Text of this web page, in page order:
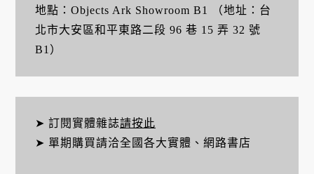
地點：Objects Ark Showroom B1 （地址：台
北市大安區和平東路二段 96 巷 15 弄 32 號
B1）
➤ 訂閱實體雜誌請按此
➤ 單期購買請洽全國各大實體、網路書店